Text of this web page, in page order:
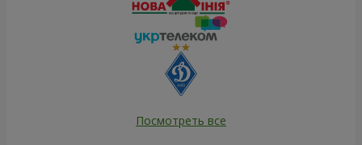
Посмотреть все